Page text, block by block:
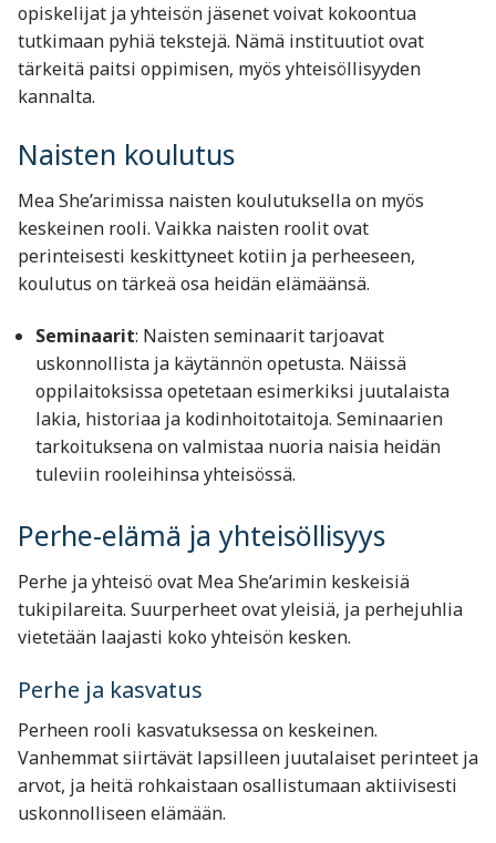
opiskelijat ja yhteisön jäsenet voivat kokoontua
tutkimaan pyhiä tekstejä. Nämä instituutiot ovat
tärkeitä paitsi oppimisen, myös yhteisöllisyyden
kannalta.
Naisten koulutus
Mea She’arimissa naisten koulutuksella on myös
keskeinen rooli. Vaikka naisten roolit ovat
perinteisesti keskittyneet kotiin ja perheeseen,
koulutus on tärkeä osa heidän elämäänsä.
Seminaarit: Naisten seminaarit tarjoavat
uskonnollista ja käytännön opetusta. Näissä
oppilaitoksissa opetetaan esimerkiksi juutalaista
lakia, historiaa ja kodinhoitotaitoja. Seminaarien
tarkoituksena on valmistaa nuoria naisia heidän
tuleviin rooleihinsa yhteisössä.
Perhe-elämä ja yhteisöllisyys
Perhe ja yhteisö ovat Mea She’arimin keskeisiä
tukipilareita. Suurperheet ovat yleisiä, ja perhejuhlia
vietetään laajasti koko yhteisön kesken.
Perhe ja kasvatus
Perheen rooli kasvatuksessa on keskeinen.
Vanhemmat siirtävät lapsilleen juutalaiset perinteet ja
arvot, ja heitä rohkaistaan osallistumaan aktiivisesti
uskonnolliseen elämään.